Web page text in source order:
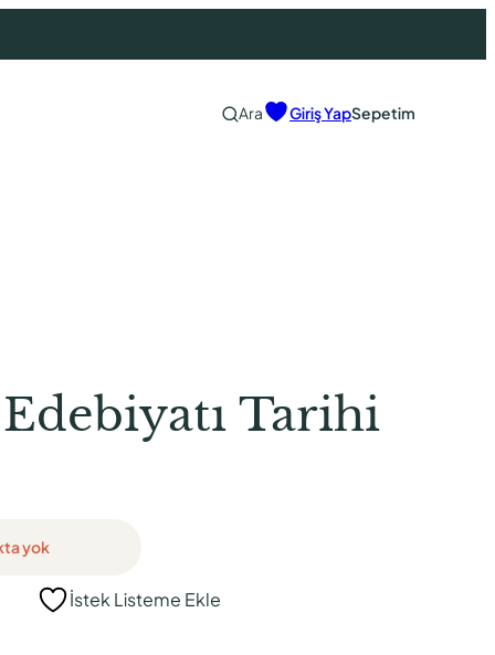
Ara Giriş YapSepetim
Tarihi
yok
İstek Listeme Ekle